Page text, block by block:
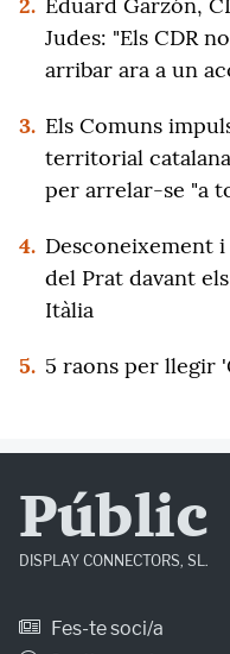
Judes: "Els CDR
arribar ara a un
3. Els Comuns
territorial
per arrelar-se "a
4. Desconeixement
del Prat davant
Itàlia
5. 5 raons per llegir
Públic
DISPLAY CONNECTORS, SL.
Fes-te soci/a